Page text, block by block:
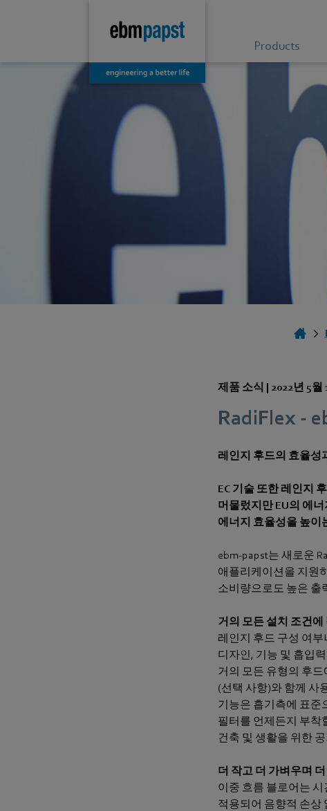
Products
제품 소식 | 2022년 5월
RadiFlex -
레인지 후드의 효율성
EC 기술 또한 레인지
머물렀지만 EU의 에
에너지 효율성을 높이
ebm‑papst는 새로운
애플리케이션을 지원
소비량으로도 높은 출
거의 모든 설치 조건에
레인지 후드 구성 여
디자인, 기능 및 흡입
거의 모든 유형의 후
(선택 사항)와 함께 사
기능은 흡기측에 표준
필터를 언제든지 부착
건축 및 생활을 위한
더 작고 더 가벼우며
이중 흐름 블로어는 시
적용되어 음향적 손상